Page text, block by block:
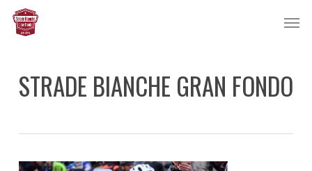
Skip
content
STRADE BIANCHE GRAN FONDO